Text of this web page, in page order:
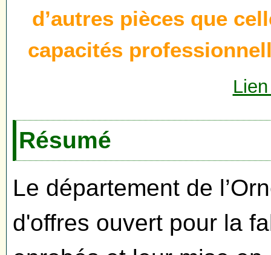
d’autres pièces que
capacités
Résumé
Le département de
d'offres ouvert pour la